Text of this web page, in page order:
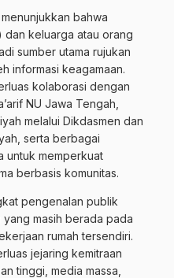
bahwa
dan keluarga atau orang
sumber utama rujukan
informasi keagamaan.
kolaborasi dengan
NU Jawa Tengah,
melalui Dikdasmen dan
serta berbagai
untuk memperkuat
berbasis komunitas.
pengenalan publik
masih berada pada
rumah tersendiri.
jejaring kemitraan
tinggi, media massa,